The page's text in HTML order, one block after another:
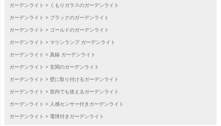
ガーデンライト くもりガラスのガーデンライト
ガーデンライト ブラックのガーデンライト
ガーデンライト ゴールドのガーデンライト
ガーデンライト マリンランプ ガーデンライト
ガーデンライト 真鍮 ガーデンライト
ガーデンライト 玄関のガーデンライト
ガーデンライト 壁に取り付けるガーデンライト
ガーデンライト 室内でも使えるガーデンライト
ガーデンライト 人感センサー付きガーデンライト
ガーデンライト 電球付きガーデンライト